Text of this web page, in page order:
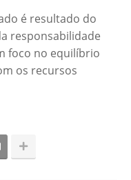
é resultado do
responsabilidade
foco no equilíbrio
os recursos